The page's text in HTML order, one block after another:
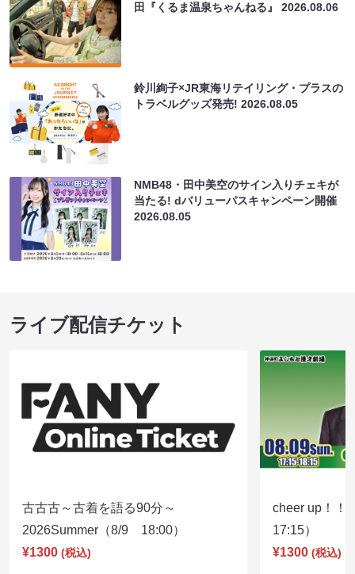
田『くるま温泉ちゃんねる』2026.08.06
鈴川絢子×JR東海リテイリング・プラスの
トラベルグッズ発売!2026.08.05
NMB48・田中美空のサイン入りチェキが
当たる! dバリューパスキャンペーン開催
2026.08.05
ライブ配信チケット
古古古～古着を語る90分～
2026Summer（8/9 18:00）
¥1300 (税込)
cheer up！
17:15）
¥1300 (税込)